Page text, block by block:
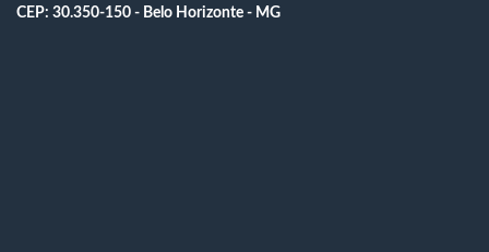
CEP: 30.350-150 - Belo Horizonte - MG